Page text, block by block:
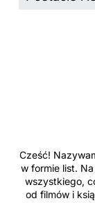
Cześć!
w formie list.
wszystkiego,
od filmów i